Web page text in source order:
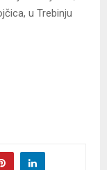
u Trebinju